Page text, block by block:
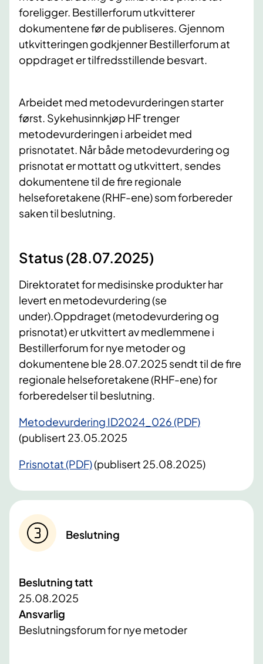
foreligger. Bestillerforum utkvitterer
dokumentene før de publiseres. Gjennom
utkvitteringen godkjenner Bestillerforum at
oppdraget er tilfredsstillende besvart.
Arbeidet med metodevurderingen starter
først. Sykehusinnkjøp HF trenger
metodevurderingen i arbeidet med
prisnotatet. Når både metodevurdering og
prisnotat er mottatt og utkvittert, sendes
dokumentene til de fire regionale
helseforetakene (RHF-ene) som forbereder
saken til beslutning.
Status (28.07.2025)
Direktoratet for medisinske produkter har
levert en metodevurdering (se
under).Oppdraget (metodevurdering og
prisnotat) er utkvittert av medlemmene i
Bestillerforum for nye metoder og
dokumentene ble 28.07.2025 sendt til de fire
regionale helseforetakene (RHF-ene) for
forberedelser til beslutning.
Metodevurdering ID2024_026 (PDF)
(publisert 23.05.2025
Prisnotat (PDF)(publisert 25.08.2025)
Beslutning
Beslutning tatt
25.08.2025
Ansvarlig
Beslutningsforum for nye metoder